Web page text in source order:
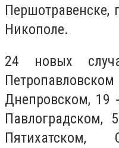
Першотравенске,
Никополе.
24 новых
Днепровском, 19
Пятихатском,